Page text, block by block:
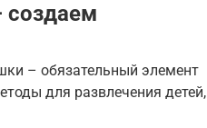
создаем
– обязательный элемент
для развлечения детей,